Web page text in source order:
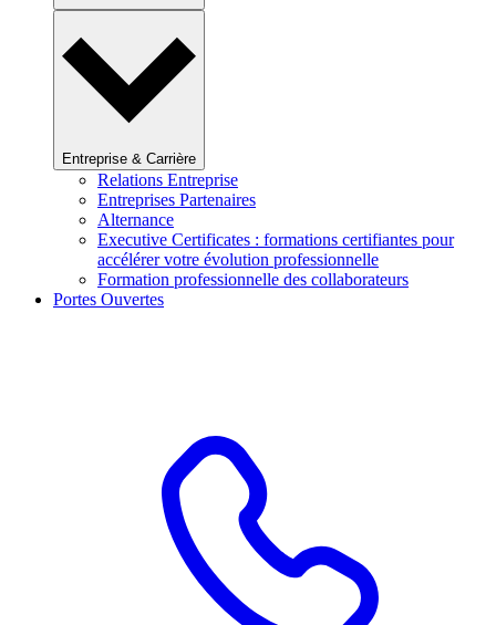
Entreprise & Carrière
Relations Entreprise
Entreprises Partenaires
Alternance
Executive Certificates : formations certifiantes pour
accélérer votre évolution professionnelle
Formation professionnelle des collaborateurs
Portes Ouvertes